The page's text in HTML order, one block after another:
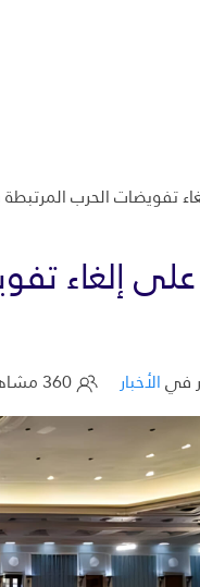
تفويضات الحرب
إلغاء
فيالأخبار